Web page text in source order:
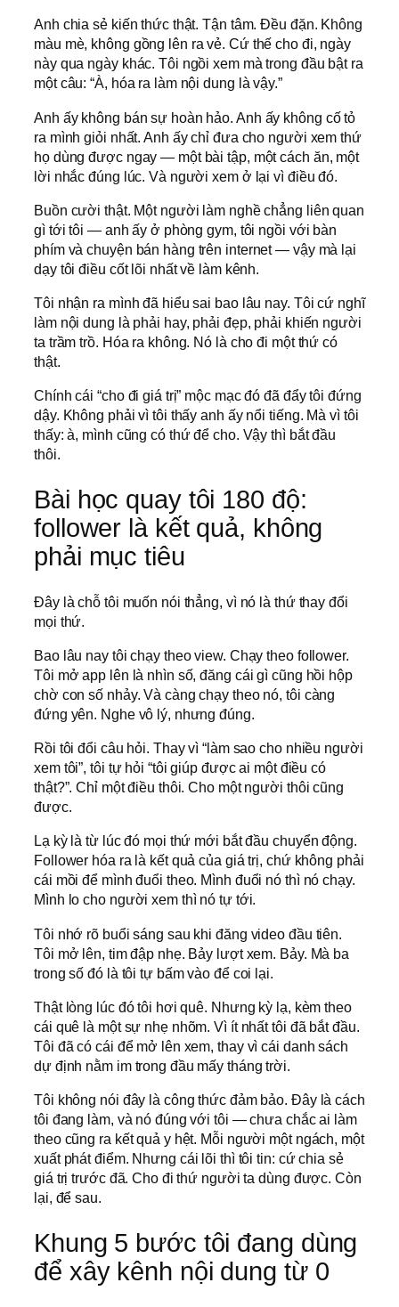
Anh chia sẻ kiến thức thật. Tận tâm. Đều đặn. Không
màu mè, không gồng lên ra vẻ. Cứ thế cho đi, ngày
này qua ngày khác. Tôi ngồi xem mà trong đầu bật ra
một câu: “À, hóa ra làm nội dung là vậy.”
Anh ấy không bán sự hoàn hảo. Anh ấy không cố tỏ
ra mình giỏi nhất. Anh ấy chỉ đưa cho người xem thứ
họ dùng được ngay — một bài tập, một cách ăn, một
lời nhắc đúng lúc. Và người xem ở lại vì điều đó.
Buồn cười thật. Một người làm nghề chẳng liên quan
gì tới tôi — anh ấy ở phòng gym, tôi ngồi với bàn
phím và chuyện bán hàng trên internet — vậy mà lại
dạy tôi điều cốt lõi nhất về làm kênh.
Tôi nhận ra mình đã hiểu sai bao lâu nay. Tôi cứ nghĩ
làm nội dung là phải hay, phải đẹp, phải khiến người
ta trầm trồ. Hóa ra không. Nó là cho đi một thứ có
thật.
Chính cái “cho đi giá trị” mộc mạc đó đã đẩy tôi đứng
dậy. Không phải vì tôi thấy anh ấy nổi tiếng. Mà vì tôi
thấy: à, mình cũng có thứ để cho. Vậy thì bắt đầu
thôi.
Bài học quay tôi 180 độ:
follower là kết quả, không
phải mục tiêu
Đây là chỗ tôi muốn nói thẳng, vì nó là thứ thay đổi
mọi thứ.
Bao lâu nay tôi chạy theo view. Chạy theo follower.
Tôi mở app lên là nhìn số, đăng cái gì cũng hồi hộp
chờ con số nhảy. Và càng chạy theo nó, tôi càng
đứng yên. Nghe vô lý, nhưng đúng.
Rồi tôi đổi câu hỏi. Thay vì “làm sao cho nhiều người
xem tôi”, tôi tự hỏi “tôi giúp được ai một điều có
thật?”. Chỉ một điều thôi. Cho một người thôi cũng
được.
Lạ kỳ là từ lúc đó mọi thứ mới bắt đầu chuyển động.
Follower hóa ra là kết quả của giá trị, chứ không phải
cái mồi để mình đuổi theo. Mình đuổi nó thì nó chạy.
Mình lo cho người xem thì nó tự tới.
Tôi nhớ rõ buổi sáng sau khi đăng video đầu tiên.
Tôi mở lên, tim đập nhẹ. Bảy lượt xem. Bảy. Mà ba
trong số đó là tôi tự bấm vào để coi lại.
Thật lòng lúc đó tôi hơi quê. Nhưng kỳ lạ, kèm theo
cái quê là một sự nhẹ nhõm. Vì ít nhất tôi đã bắt đầu.
Tôi đã có cái để mở lên xem, thay vì cái danh sách
dự định nằm im trong đầu mấy tháng trời.
Tôi không nói đây là công thức đảm bảo. Đây là cách
tôi đang làm, và nó đúng với tôi — chưa chắc ai làm
theo cũng ra kết quả y hệt. Mỗi người một ngách, một
xuất phát điểm. Nhưng cái lõi thì tôi tin: cứ chia sẻ
giá trị trước đã. Cho đi thứ người ta dùng được. Còn
lại, để sau.
Khung 5 bước tôi đang dùng
để xây kênh nội dung từ 0